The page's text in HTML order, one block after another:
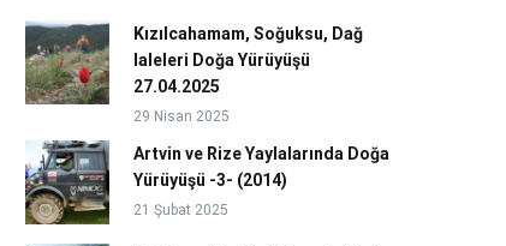
Kızılcahamam, Soğuksu, Dağ
laleleri Doğa Yürüyüşü
27.04.2025
29 Nisan 2025
Artvin ve Rize Yaylalarında Doğa
Yürüyüşü -3- (2014)
21 Şubat 2025